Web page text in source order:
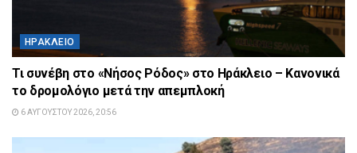
ΗΡΆΚΛΕΙΟ
Τι συνέβη στο «Νήσος Ρόδος» στο Ηράκλειο – Κανονικά
το δρομολόγιο μετά την απεμπλοκή
6 ΑΥΓΟΎΣΤΟΥ 2026, 20:56